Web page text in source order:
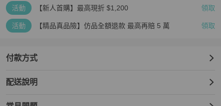
活動 【新人首購】最高現折 $1,200 領取
活動 【精品真品險】仿品全額退款 最高再賠 5 萬 領取
付款方式
配送說明